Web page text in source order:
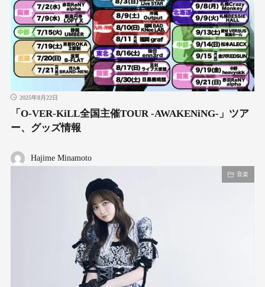
2025年8月22日
「O-VER-KiLL全国主催TOUR -AWAKENiNG-」ツア
ー、グッズ情報
Hajime Minamoto
音楽